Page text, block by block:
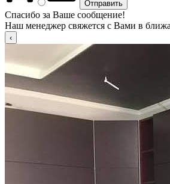
Спасибо за Ваше сообщение!
Наш менеджер свяжется с Вами в